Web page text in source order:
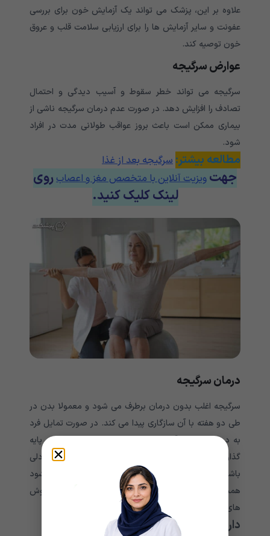
علاوه بر این، پزشک می تواند یک آزمایش خون برای بررسی
عفونت و سایر آزمایش ها را برای ارزیابی سلامت قلب و عروق
خون توصیه کند.
عوارض سرگیجه
سرگیجه می تواند خطر سقوط و آسیب دیدگی و احتمال
تصادف را افزایش دهد. در صورت عدم درمان سرگیجه ناشی از
بیماری ممکن است باعث بروز عواقب طولانی مدت در افراد
شود.
مطالعه بیشتر: سرگیجه بعد از غذا
جهت ویزیت آنلاین با متخصص مغز و اعصابروی
لینک کلیک کنید.
درمان سرگیجه
سرگیجه اغلب بدون درمان برطرف می شود و معمولا بدن در
طی دو هفته با آن سازگاری پیدا می کند. در صورت تمایل فرد
به درمان، پزشک آن را بر اساس علت وضعیت و علائم پایه
گذاری می کند و ممکن است شامل داروها و تمرینات تعادلی
باشد. در صورتی که هیچ علت خاصی برای آن پیدا نشود
همچنان ادامه داشته باشد، داروهای تجویزی و سایر روش
های درمانی می توانند در تسکین علائم موثر باشند.
داروها